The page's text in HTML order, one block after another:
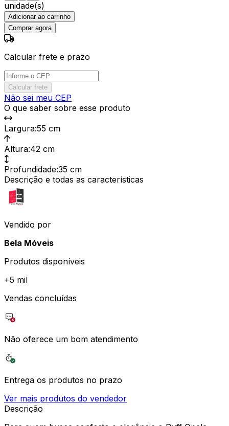
unidade(s)
Adicionar ao carrinho
Comprar agora
Calcular frete e prazo
Calcular frete
Não sei meu CEP
O que saber sobre esse produto
Largura:55 cm
Altura:42 cm
Profundidade:35 cm
Descrição e todas as características
Vendido por
Bela Móveis
Produtos disponíveis
+5 mil
Vendas concluídas
Não oferece um bom atendimento
Entrega os produtos no prazo
Ver mais produtos do vendedor
Descrição